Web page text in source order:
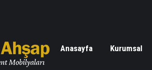
Anasayfa Kurumsal